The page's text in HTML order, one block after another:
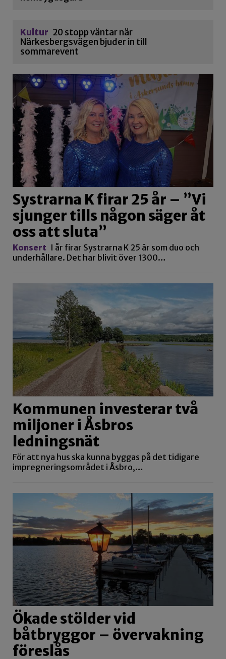
Kultur 20 stopp väntar när
Närkesbergsvägen bjuder in till
sommarevent
Systrarna K firar 25 år – ”Vi
sjunger tills någon säger åt
oss att sluta”
Konsert I år firar Systrarna K 25 är som duo och
underhållare. Det har blivit över 1300…
Kommunen investerar två
miljoner i Åsbros
ledningsnät
För att nya hus ska kunna byggas på det tidigare
impregneringsområdet i Åsbro,…
Ökade stölder vid
båtbryggor – övervakning
föreslås